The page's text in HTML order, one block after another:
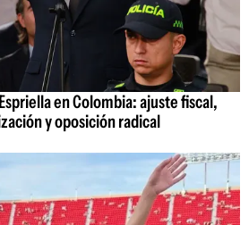
en Colombia: ajuste fiscal,
y oposición radical